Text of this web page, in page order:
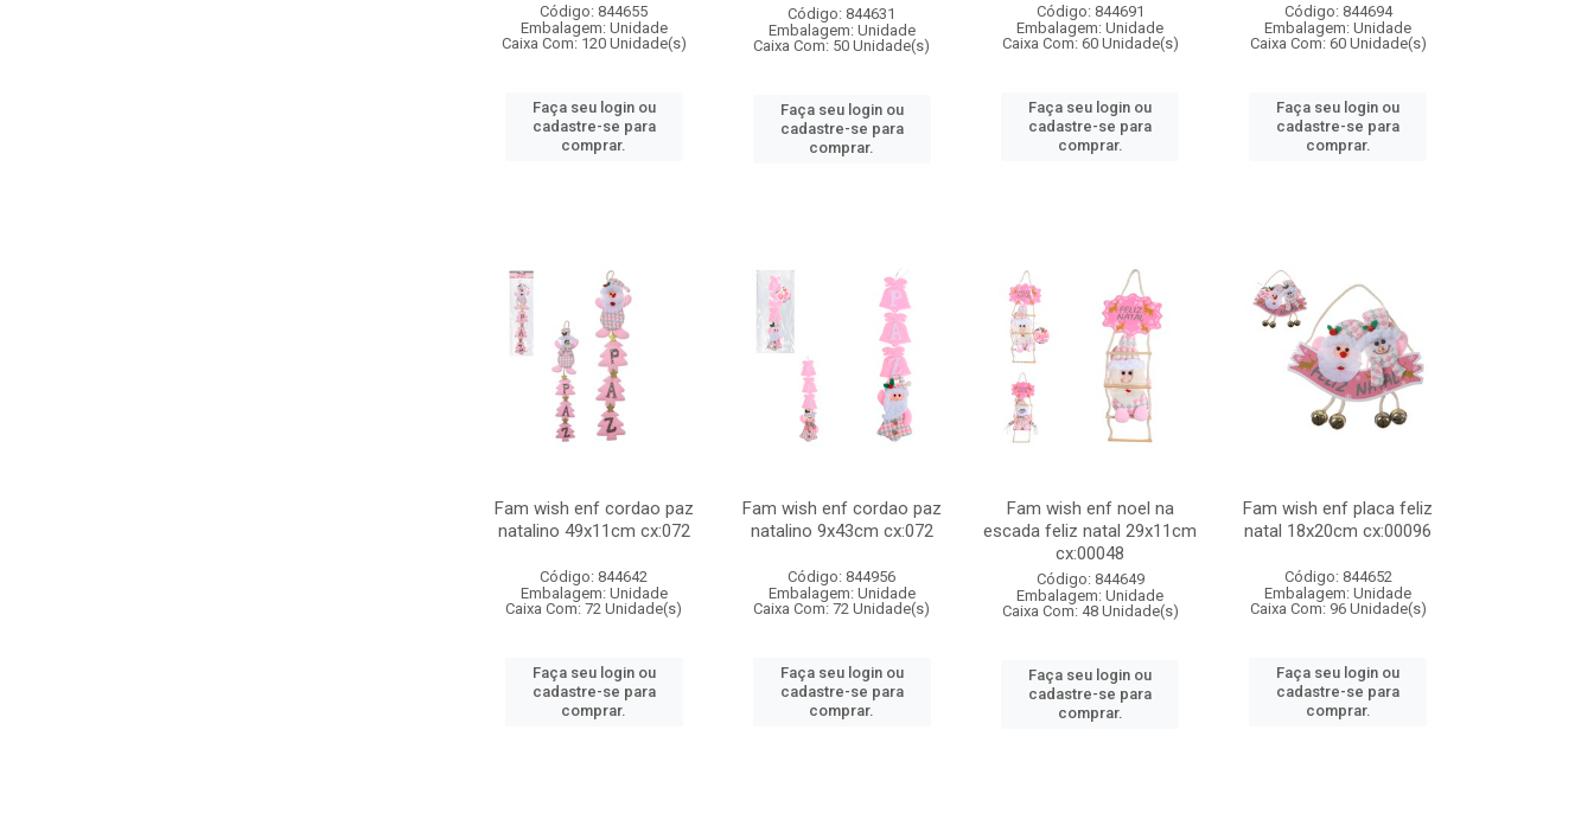
Código: 844655
Embalagem: Unidade
Caixa Com: 120 Unidade(s)
Faça seu login ou
cadastre-se para
comprar.
Código: 844631
Embalagem: Unidade
Caixa Com: 50 Unidade(s)
Faça seu login ou
cadastre-se para
comprar.
Código: 844691
Embalagem: Unidade
Caixa Com: 60 Unidade(s)
Faça seu login ou
cadastre-se para
comprar.
Código: 844694
Embalagem: Unidade
Caixa Com: 60 Unidade(s)
Faça seu login ou
cadastre-se para
comprar.
Fam wish enf cordao paz
natalino 49x11cm cx:072
Código: 844642
Embalagem: Unidade
Caixa Com: 72 Unidade(s)
Faça seu login ou
cadastre-se para
comprar.
Fam wish enf cordao paz
natalino 9x43cm cx:072
Código: 844956
Embalagem: Unidade
Caixa Com: 72 Unidade(s)
Faça seu login ou
cadastre-se para
comprar.
Fam wish enf noel na
escada feliz natal 29x11cm
cx:00048
Código: 844649
Embalagem: Unidade
Caixa Com: 48 Unidade(s)
Faça seu login ou
cadastre-se para
comprar.
Fam wish enf placa feliz
natal 18x20cm cx:00096
Código: 844652
Embalagem: Unidade
Caixa Com: 96 Unidade(s)
Faça seu login ou
cadastre-se para
comprar.